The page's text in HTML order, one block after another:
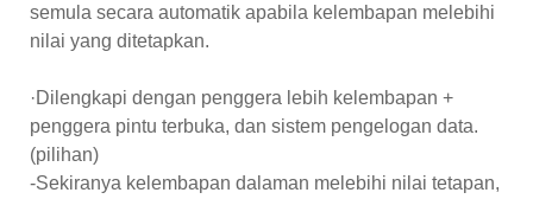
semula secara automatik apabila kelembapan melebihi
nilai yang ditetapkan.
·Dilengkapi dengan penggera lebih kelembapan +
penggera pintu terbuka, dan sistem pengelogan data.
(pilihan)
-Sekiranya kelembapan dalaman melebihi nilai tetapan,